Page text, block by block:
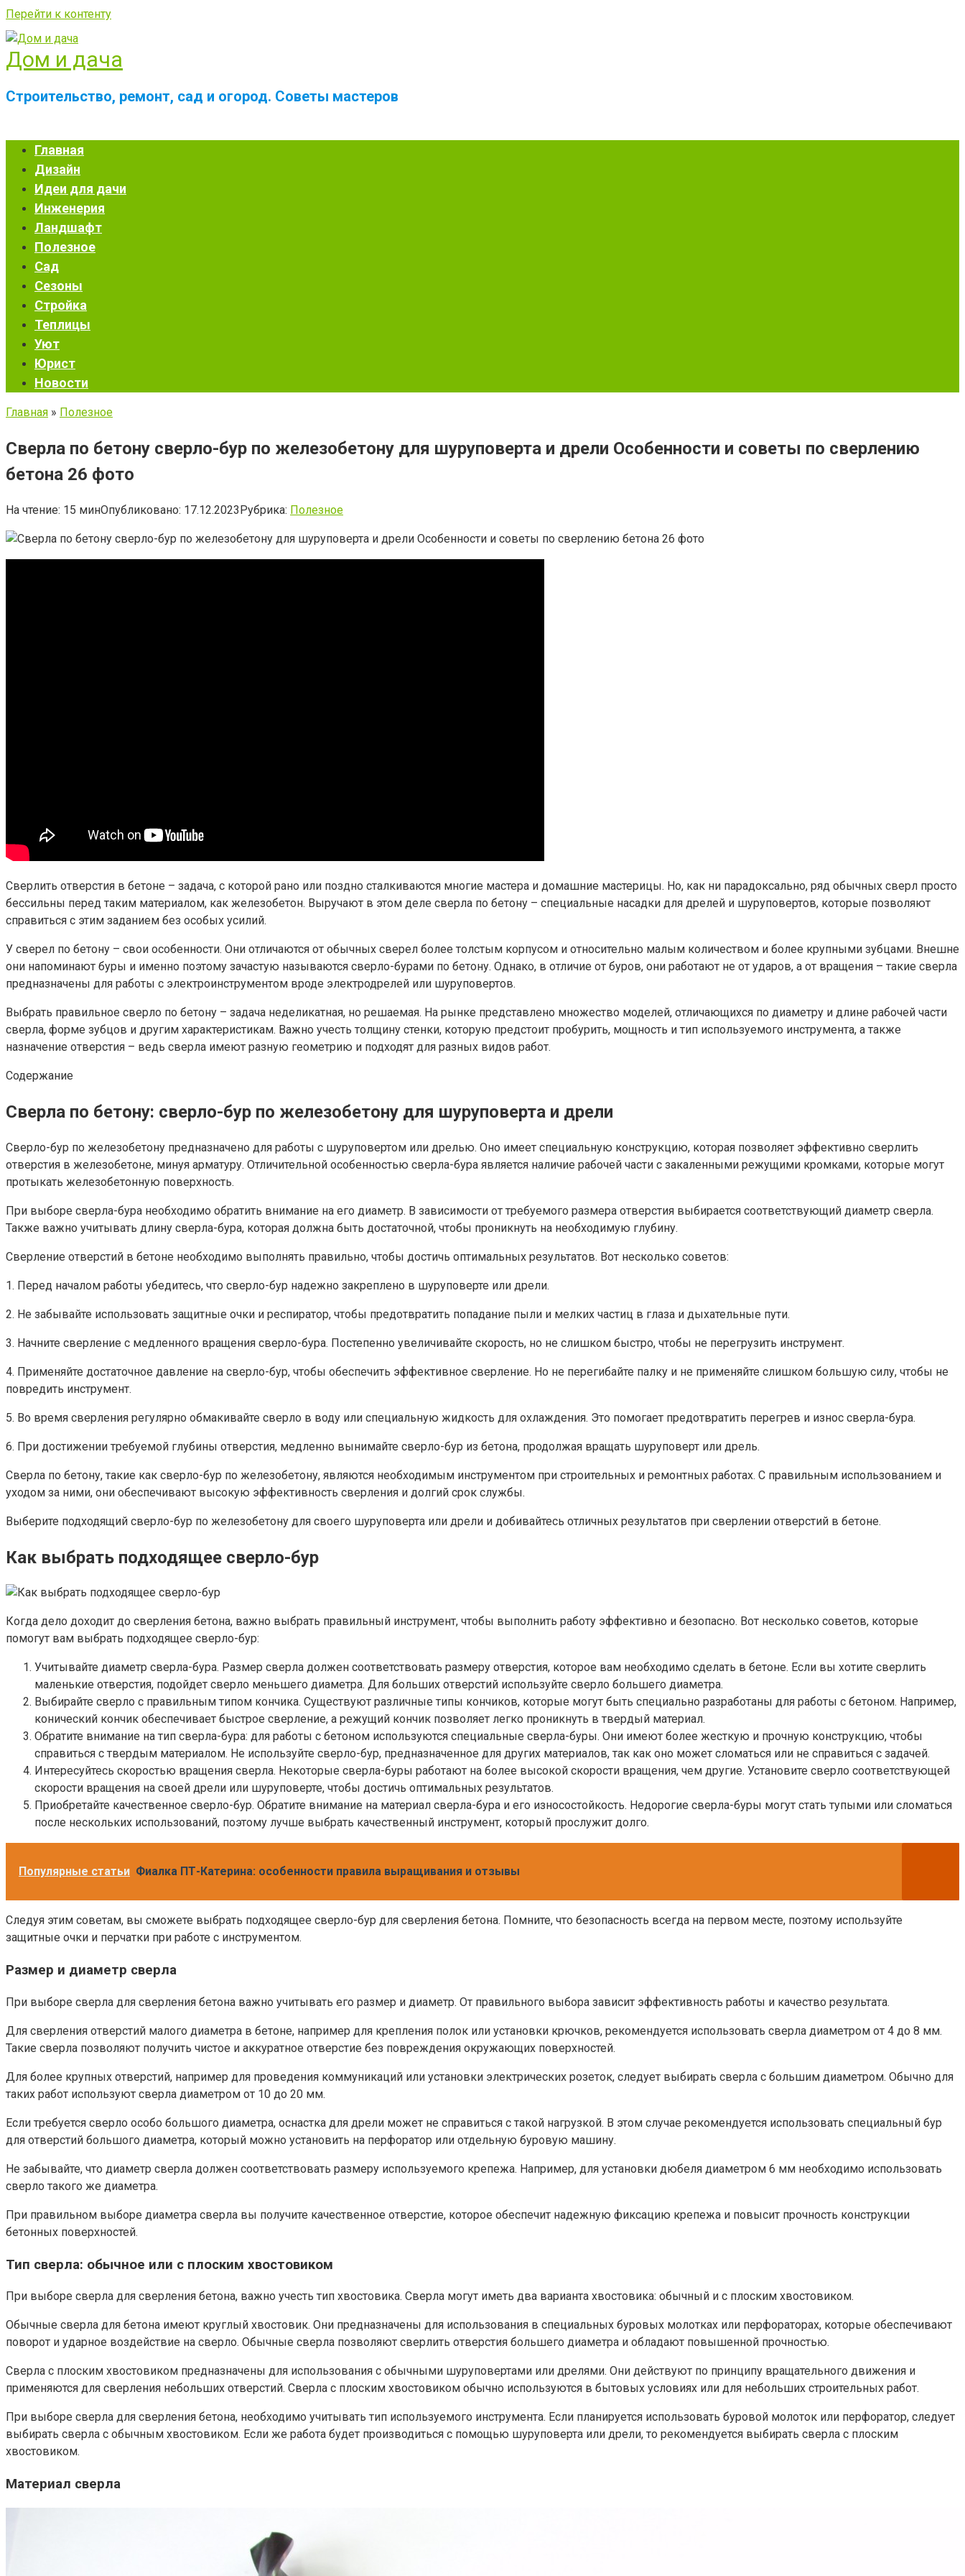
Перейти к контенту
Дом и дача
Строительство, ремонт, сад и огород. Советы мастеров
Главная
Дизайн
Идеи для дачи
Инженерия
Ландшафт
Полезное
Сад
Сезоны
Стройка
Теплицы
Уют
Юрист
Новости
Главная » Полезное
Сверла по бетону сверло-бур по железобетону для шуруповерта и дрели Особенности и советы по сверлению
бетона 26 фото
На чтение: 15 минОпубликовано: 17.12.2023Рубрика: Полезное
Сверлить отверстия в бетоне – задача, с которой рано или поздно сталкиваются многие мастера и домашние мастерицы. Но, как ни парадоксально, ряд обычных сверл просто
бессильны перед таким материалом, как железобетон. Выручают в этом деле сверла по бетону – специальные насадки для дрелей и шуруповертов, которые позволяют
справиться с этим заданием без особых усилий.
У сверел по бетону – свои особенности. Они отличаются от обычных сверел более толстым корпусом и относительно малым количеством и более крупными зубцами. Внешне
они напоминают буры и именно поэтому зачастую называются сверло-бурами по бетону. Однако, в отличие от буров, они работают не от ударов, а от вращения – такие сверла
предназначены для работы с электроинструментом вроде электродрелей или шуруповертов.
Выбрать правильное сверло по бетону – задача неделикатная, но решаемая. На рынке представлено множество моделей, отличающихся по диаметру и длине рабочей части
сверла, форме зубцов и другим характеристикам. Важно учесть толщину стенки, которую предстоит пробурить, мощность и тип используемого инструмента, а также
назначение отверстия – ведь сверла имеют разную геометрию и подходят для разных видов работ.
Содержание
Сверла по бетону: сверло-бур по железобетону для шуруповерта и дрели
Сверло-бур по железобетону предназначено для работы с шуруповертом или дрелью. Оно имеет специальную конструкцию, которая позволяет эффективно сверлить
отверстия в железобетоне, минуя арматуру. Отличительной особенностью сверла-бура является наличие рабочей части с закаленными режущими кромками, которые могут
протыкать железобетонную поверхность.
При выборе сверла-бура необходимо обратить внимание на его диаметр. В зависимости от требуемого размера отверстия выбирается соответствующий диаметр сверла.
Также важно учитывать длину сверла-бура, которая должна быть достаточной, чтобы проникнуть на необходимую глубину.
Сверление отверстий в бетоне необходимо выполнять правильно, чтобы достичь оптимальных результатов. Вот несколько советов:
1. Перед началом работы убедитесь, что сверло-бур надежно закреплено в шуруповерте или дрели.
2. Не забывайте использовать защитные очки и респиратор, чтобы предотвратить попадание пыли и мелких частиц в глаза и дыхательные пути.
3. Начните сверление с медленного вращения сверло-бура. Постепенно увеличивайте скорость, но не слишком быстро, чтобы не перегрузить инструмент.
4. Применяйте достаточное давление на сверло-бур, чтобы обеспечить эффективное сверление. Но не перегибайте палку и не применяйте слишком большую силу, чтобы не
повредить инструмент.
5. Во время сверления регулярно обмакивайте сверло в воду или специальную жидкость для охлаждения. Это помогает предотвратить перегрев и износ сверла-бура.
6. При достижении требуемой глубины отверстия, медленно вынимайте сверло-бур из бетона, продолжая вращать шуруповерт или дрель.
Сверла по бетону, такие как сверло-бур по железобетону, являются необходимым инструментом при строительных и ремонтных работах. С правильным использованием и
уходом за ними, они обеспечивают высокую эффективность сверления и долгий срок службы.
Выберите подходящий сверло-бур по железобетону для своего шуруповерта или дрели и добивайтесь отличных результатов при сверлении отверстий в бетоне.
Как выбрать подходящее сверло-бур
Когда дело доходит до сверления бетона, важно выбрать правильный инструмент, чтобы выполнить работу эффективно и безопасно. Вот несколько советов, которые
помогут вам выбрать подходящее сверло-бур:
Учитывайте диаметр сверла-бура. Размер сверла должен соответствовать размеру отверстия, которое вам необходимо сделать в бетоне. Если вы хотите сверлить
маленькие отверстия, подойдет сверло меньшего диаметра. Для больших отверстий используйте сверло большего диаметра.
Выбирайте сверло с правильным типом кончика. Существуют различные типы кончиков, которые могут быть специально разработаны для работы с бетоном. Например,
конический кончик обеспечивает быстрое сверление, а режущий кончик позволяет легко проникнуть в твердый материал.
Обратите внимание на тип сверла-бура: для работы с бетоном используются специальные сверла-буры. Они имеют более жесткую и прочную конструкцию, чтобы
справиться с твердым материалом. Не используйте сверло-бур, предназначенное для других материалов, так как оно может сломаться или не справиться с задачей.
Интересуйтесь скоростью вращения сверла. Некоторые сверла-буры работают на более высокой скорости вращения, чем другие. Установите сверло соответствующей
скорости вращения на своей дрели или шуруповерте, чтобы достичь оптимальных результатов.
Приобретайте качественное сверло-бур. Обратите внимание на материал сверла-бура и его износостойкость. Недорогие сверла-буры могут стать тупыми или сломаться
после нескольких использований, поэтому лучше выбрать качественный инструмент, который прослужит долго.
Популярные статьи Фиалка ПТ-Катерина: особенности правила выращивания и отзывы
Следуя этим советам, вы сможете выбрать подходящее сверло-бур для сверления бетона. Помните, что безопасность всегда на первом месте, поэтому используйте
защитные очки и перчатки при работе с инструментом.
Размер и диаметр сверла
При выборе сверла для сверления бетона важно учитывать его размер и диаметр. От правильного выбора зависит эффективность работы и качество результата.
Для сверления отверстий малого диаметра в бетоне, например для крепления полок или установки крючков, рекомендуется использовать сверла диаметром от 4 до 8 мм.
Такие сверла позволяют получить чистое и аккуратное отверстие без повреждения окружающих поверхностей.
Для более крупных отверстий, например для проведения коммуникаций или установки электрических розеток, следует выбирать сверла с большим диаметром. Обычно для
таких работ используют сверла диаметром от 10 до 20 мм.
Если требуется сверло особо большого диаметра, оснастка для дрели может не справиться с такой нагрузкой. В этом случае рекомендуется использовать специальный бур
для отверстий большого диаметра, который можно установить на перфоратор или отдельную буровую машину.
Не забывайте, что диаметр сверла должен соответствовать размеру используемого крепежа. Например, для установки дюбеля диаметром 6 мм необходимо использовать
сверло такого же диаметра.
При правильном выборе диаметра сверла вы получите качественное отверстие, которое обеспечит надежную фиксацию крепежа и повысит прочность конструкции
бетонных поверхностей.
Тип сверла: обычное или с плоским хвостовиком
При выборе сверла для сверления бетона, важно учесть тип хвостовика. Сверла могут иметь два варианта хвостовика: обычный и с плоским хвостовиком.
Обычные сверла для бетона имеют круглый хвостовик. Они предназначены для использования в специальных буровых молотках или перфораторах, которые обеспечивают
поворот и ударное воздействие на сверло. Обычные сверла позволяют сверлить отверстия большего диаметра и обладают повышенной прочностью.
Сверла с плоским хвостовиком предназначены для использования с обычными шуруповертами или дрелями. Они действуют по принципу вращательного движения и
применяются для сверления небольших отверстий. Сверла с плоским хвостовиком обычно используются в бытовых условиях или для небольших строительных работ.
При выборе сверла для сверления бетона, необходимо учитывать тип используемого инструмента. Если планируется использовать буровой молоток или перфоратор, следует
выбирать сверла с обычным хвостовиком. Если же работа будет производиться с помощью шуруповерта или дрели, то рекомендуется выбирать сверла с плоским
хвостовиком.
Материал сверла